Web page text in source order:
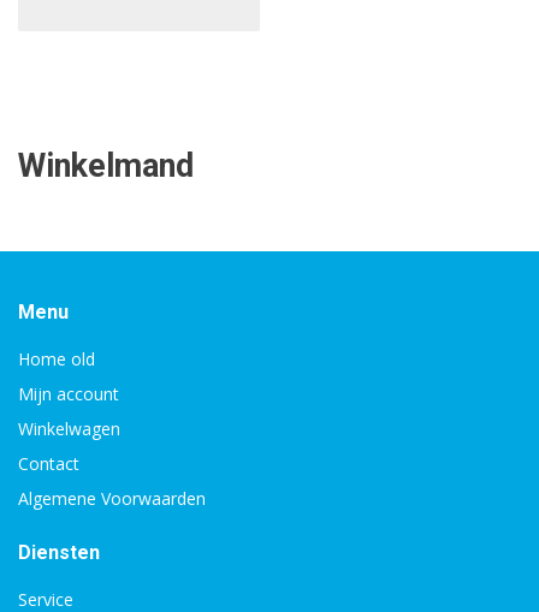
Winkelmand
Menu
Home old
Mijn account
Winkelwagen
Contact
Algemene Voorwaarden
Diensten
Service